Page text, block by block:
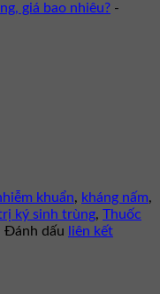
giá bao nhiêu? -
khuẩn, kháng nấm,
ký sinh trùng, Thuốc
Đánh dấu
liên kết